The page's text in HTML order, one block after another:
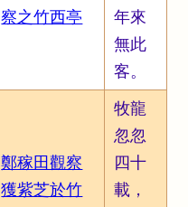
察之竹西亭
年來
無此
客。
鄭稼田觀察
獲紫芝於竹
牧龍
忽忽
四十
載，